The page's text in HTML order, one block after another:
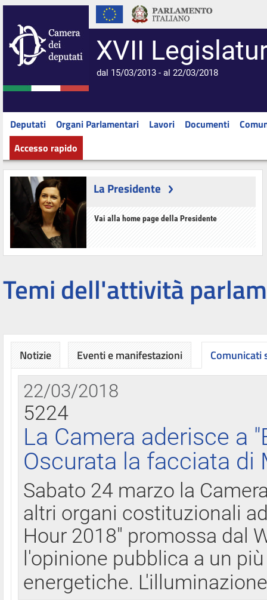
XVII
dal 15/03/2013 - al 22/03/2018
Deputati Organi Parlamentari Lavori Documenti
Accesso rapido
La Presidente
Vai alla home page della Presidente
Temi dell'attività
Notizie Eventi e manifestazioni Comunicati
22/03/2018
5224
La Camera aderisce a
Oscurata la facciata di
Sabato 24 marzo la
altri organi costituzionali
Hour 2018" promossa dal
l'opinione pubblica a un
energetiche.